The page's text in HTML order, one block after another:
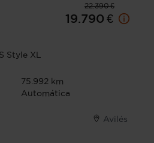
22.390 €
19.790 €
Style XL
75.992 km
Automática
Avilés